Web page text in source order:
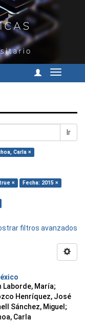
Cambiar
Ir
Carla ×
×
Fecha: 2015 ×
filtros avanzados
Laborde, María;
Henríquez, José
Sánchez, Miguel ;
Carla